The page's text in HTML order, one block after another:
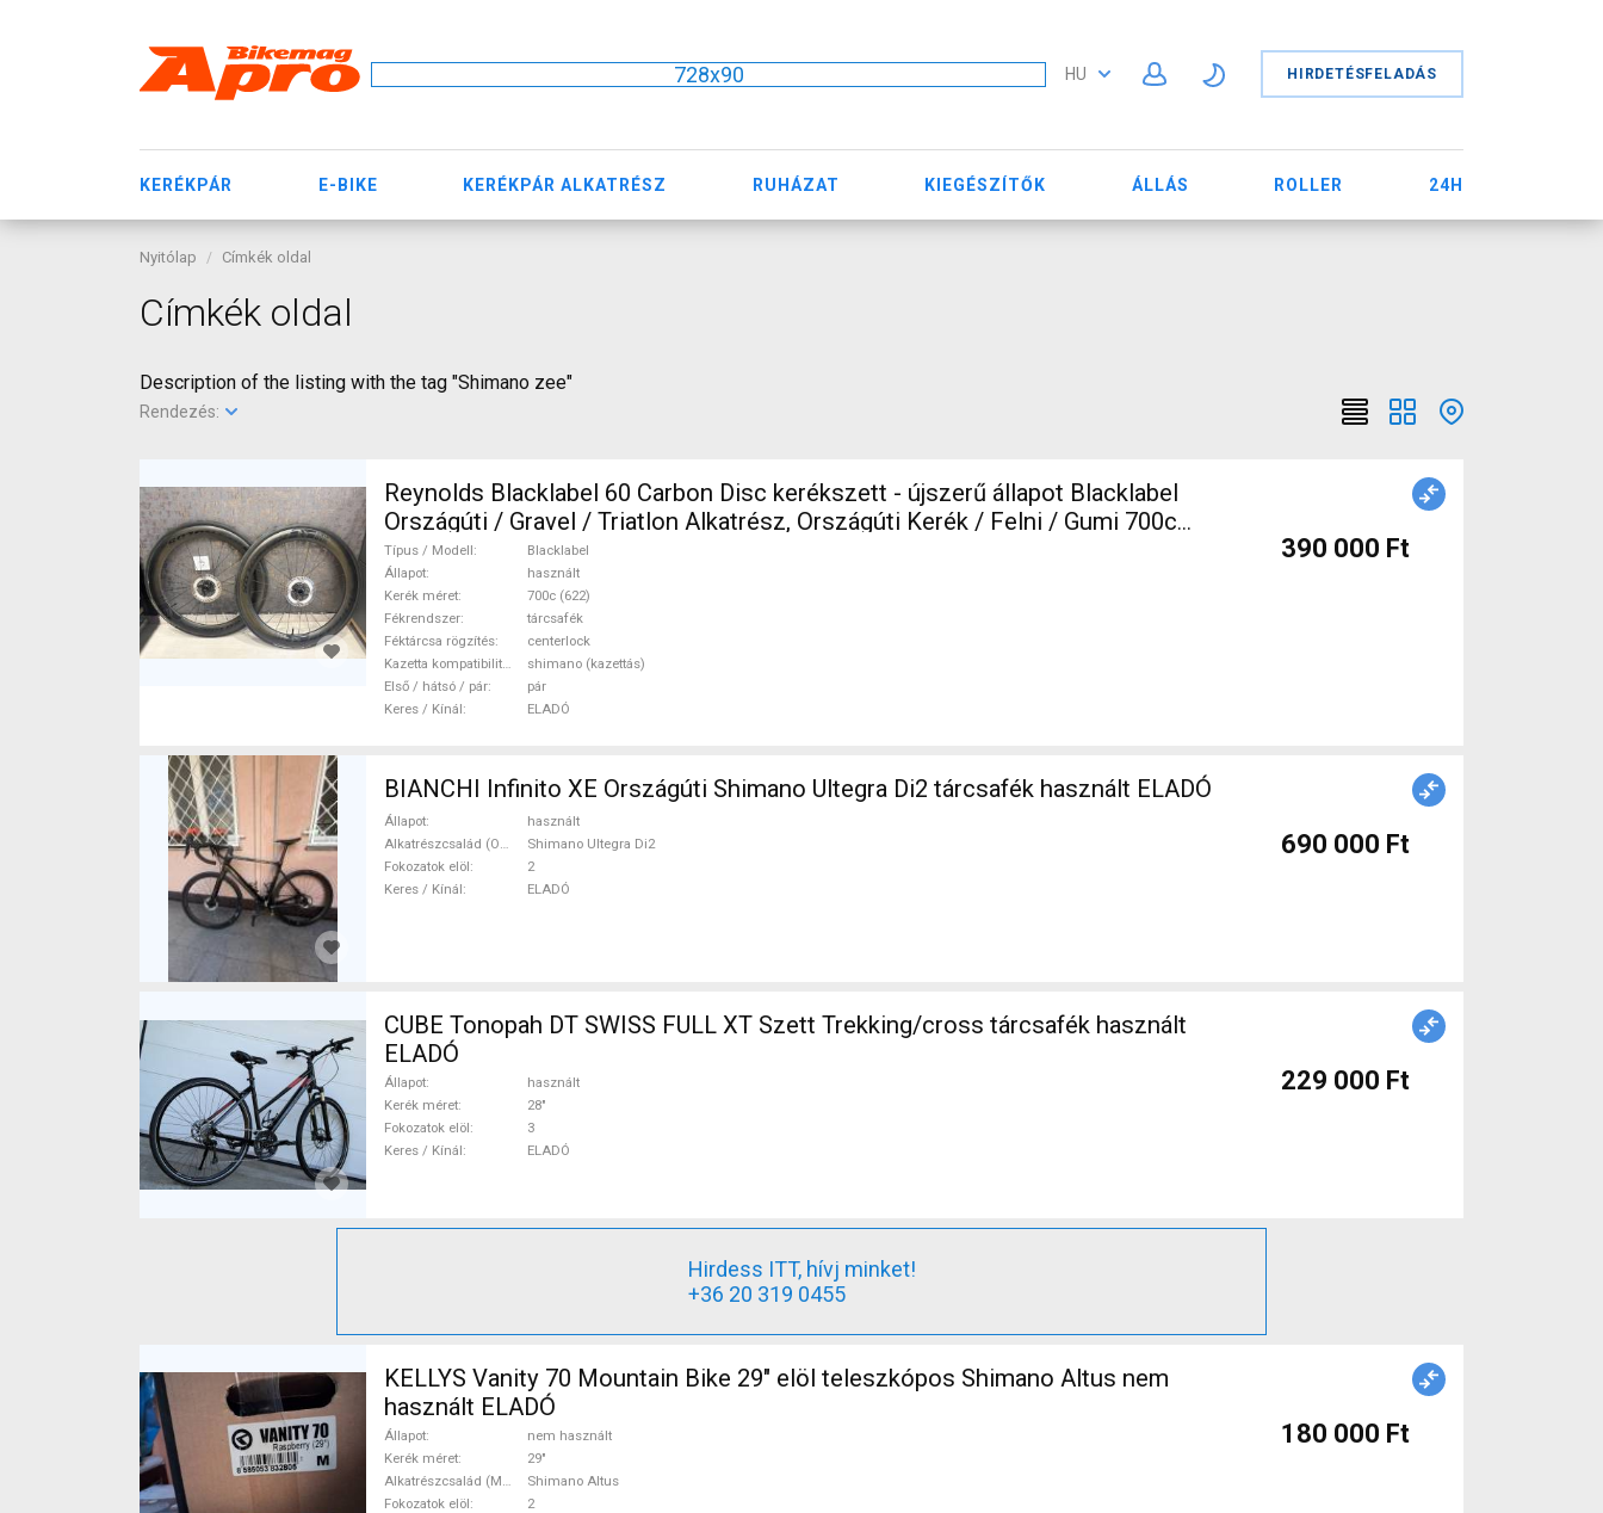
728x90 HU HIRDETÉSFELADÁS
KERÉKPÁR E-BIKE KERÉKPÁR ALKATRÉSZ RUHÁZAT KIEGÉSZÍTŐK ÁLLÁS ROLLER 24H
Nyitólap Címkék oldal
Címkék oldal
Description of the listing with the tag "Shimano zee"
Rendezés:
Reynolds Blacklabel 60 Carbon Disc kerékszett - újszerű állapot Blacklabel
Országúti / Gravel / Triatlon Alkatrész, Országúti Kerék / Felni / Gumi 700c
(622) használt ELADÓ
Típus / Modell
Blacklabel
Állapot
használt
Kerék méret
700c (622)
Fékrendszer
tárcsafék
Féktárcsa rögzítés
centerlock
Kazetta kompatibilitás
shimano (kazettás)
Első / hátsó / pár
pár
Keres / Kínál
ELADÓ
390 000 Ft
BIANCHI Infinito XE Országúti Shimano Ultegra Di2 tárcsafék használt ELADÓ
Állapot
használt
Alkatrészcsalád (Outi)
Shimano Ultegra Di2
Fokozatok elöl
2
Keres / Kínál
ELADÓ
690 000 Ft
CUBE Tonopah DT SWISS FULL XT Szett Trekking/cross tárcsafék használt
ELADÓ
Állapot
használt
Kerék méret
28"
Fokozatok elöl
3
Keres / Kínál
ELADÓ
229 000 Ft
Hirdess ITT, hívj minket!
+36 20 319 0455
KELLYS Vanity 70 Mountain Bike 29" elöl teleszkópos Shimano Altus nem
használt ELADÓ
Állapot
nem használt
Kerék méret
29"
Alkatrészcsalád (MTB)
Shimano Altus
Fokozatok elöl
2
180 000 Ft